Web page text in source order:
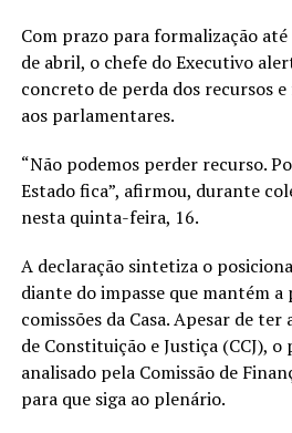
Com prazo para formalização
de abril, o chefe do Executivo
concreto de perda dos recursos
aos parlamentares.
“Não podemos perder recurso.
Estado fica”, afirmou, durante
nesta quinta-feira, 16.
A declaração sintetiza o
diante do impasse que mantém
comissões da Casa. Apesar de ter
de Constituição e Justiça (CCJ),
analisado pela Comissão de
para que siga ao plenário.